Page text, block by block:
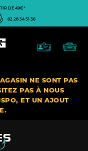
DE 49€*
02 28 34 51 36
NE SONT PAS
PAS À NOUS
ET UN AJOUT